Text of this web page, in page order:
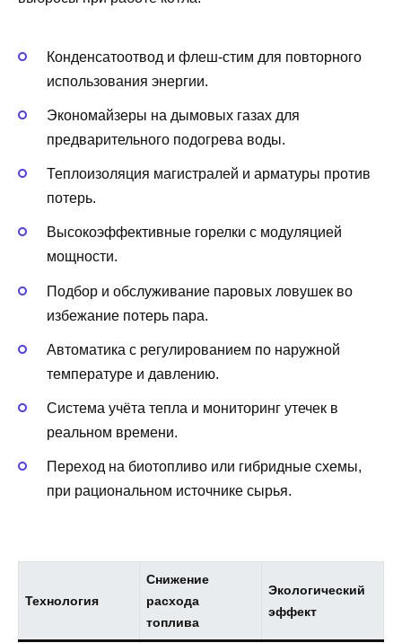
Конденсатоотвод и флеш-стим для повторного
использования энергии.
Экономайзеры на дымовых газах для
предварительного подогрева воды.
Теплоизоляция магистралей и арматуры против
потерь.
Высокоэффективные горелки с модуляцией
мощности.
Подбор и обслуживание паровых ловушек во
избежание потерь пара.
Автоматика с регулированием по наружной
температуре и давлению.
Система учёта тепла и мониторинг утечек в
реальном времени.
Переход на биотопливо или гибридные схемы,
при рациональном источнике сырья.
Технология
Снижение
расхода
топлива
Экологический
эффект